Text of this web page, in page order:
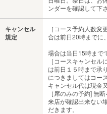
ンダーを確認して下さ
キャンセル
規定
［コース予約人数
合は前日20時までに、
変更さ
場合は当日15時まで
［コースキャンセ
は前日１５時まで承
につきましてはコ
キャンセル代は現金
［席のみの予約] 無
来店が確認出来ない
だきます。